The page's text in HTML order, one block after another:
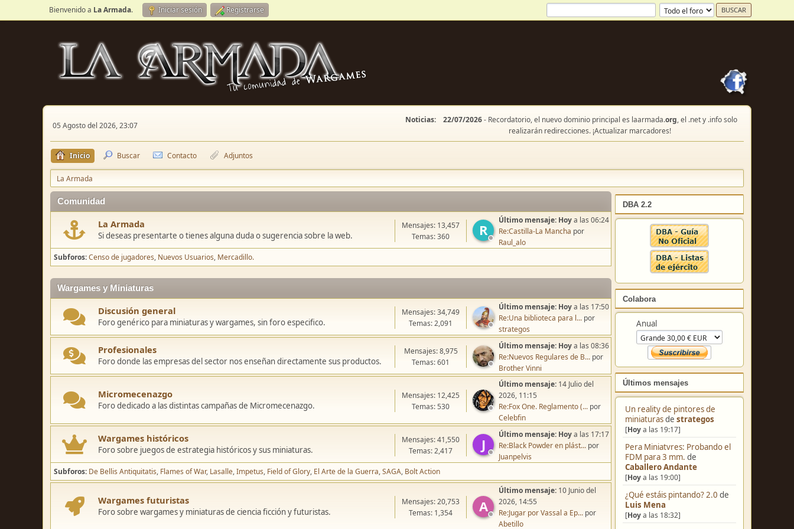
Bienvenido a La Armada. Iniciar sesión Registrarse
05 Agosto del 2026, 23:07
Noticias: 22/07/2026- Recordatorio, el nuevo dominio principal es laarmada.org, el .net y .info solo
realizarán redirecciones. ¡Actualizar marcadores!
Inicio Buscar Contacto Adjuntos
La Armada
DBA 2.2
Colabora
Anual
Últimos mensajes
Un reality de pintores de
miniaturasde strategos
[Hoya las 19:17]
Pera Miniatvres: Probando el
FDM para 3 mm. de
Caballero Andante
[Hoya las 19:00]
¿Qué estáis pintando? 2.0 de
Luis Mena
[Hoya las 18:32]
Comunidad
R
La Armada
Si deseas presentarte o tienes alguna duda o sugerencia sobre la web.
Mensajes: 13,457
Temas: 360
Último mensaje: Hoya las 06:24
Re:Castilla-La Mancha por
Raul_alo
Subforos Censo de jugadores Nuevos Usuarios Mercadillo.
Wargames y Miniaturas
Discusión general
Foro genérico para miniaturas y wargames, sin foro especifico.
Mensajes: 34,749
Temas: 2,091
Último mensaje: Hoya las 17:50
Re:Una biblioteca para l... por
strategos
Profesionales
Foro donde las empresas del sector nos enseñan directamente sus productos.
Mensajes: 8,975
Temas: 601
Último mensaje: Hoya las 08:36
Re:Nuevos Regulares de B... por
Brother Vinni
Micromecenazgo
Foro dedicado a las distintas campañas de Micromecenazgo.
Mensajes: 12,425
Temas: 530
Último mensaje: 14 Julio del
2026, 11:15
Re:Fox One. Reglamento (... por
Celebfin
J
Wargames históricos
Foro sobre juegos de estrategia históricos y sus miniaturas.
Mensajes: 41,550
Temas: 2,417
Último mensaje: Hoya las 17:17
Re:Black Powder en plást... por
Juanpelvis
Subforos De Bellis Antiquitatis Flames of War Lasalle Impetus Field of Glory El Arte de la Guerra SAGA Bolt Action
A
Wargames futuristas
Foro sobre wargames y miniaturas de ciencia ficción y futuristas.
Mensajes: 20,753
Temas: 1,354
Último mensaje: 10 Junio del
2026, 14:55
Re:Jugar por Vassal a Ep... por
Abetillo